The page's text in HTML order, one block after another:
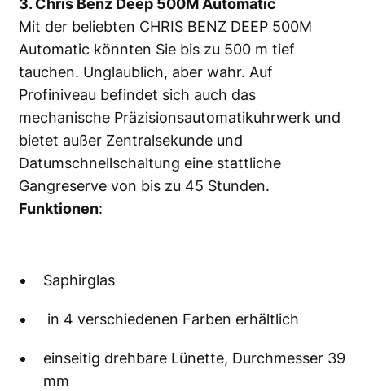
3. Chris Benz Deep 500M Automatic
Mit der beliebten CHRIS BENZ DEEP 500M
Automatic könnten Sie bis zu 500 m tief
tauchen. Unglaublich, aber wahr. Auf
Profiniveau befindet sich auch das
mechanische Präzisionsautomatikuhrwerk und
bietet außer Zentralsekunde und
Datumschnellschaltung eine stattliche
Gangreserve von bis zu 45 Stunden.
Funktionen:
Saphirglas
in 4 verschiedenen Farben erhältlich
einseitig drehbare Lünette, Durchmesser 39
mm